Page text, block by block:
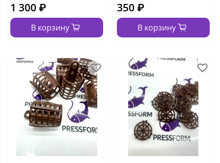
1 300 ₽
В корзину
350 ₽
В корзину